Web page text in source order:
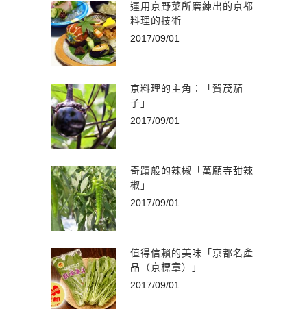
運用京野菜所磨練出的京都
料理的技術
2017/09/01
京料理的主角：「賀茂茄
子」
2017/09/01
奇蹟般的辣椒「萬願寺甜辣
椒」
2017/09/01
值得信賴的美味「京都名產
品（京標章）」
2017/09/01